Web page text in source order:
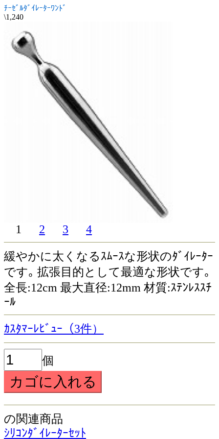
ﾁｰｾﾞﾙﾀﾞｲﾚｰﾀｰﾜﾝﾄﾞ
\1,240
1 2 3 4
緩やかに太くなるｽﾑｰｽな形状のﾀﾞｲﾚｰﾀｰ
です｡ 拡張目的として最適な形状です｡
全長:12cm 最大直径:12mm 材質:ｽﾃﾝﾚｽｽﾁ
ｰﾙ
ｶｽﾀﾏｰﾚﾋﾞｭｰ（3件）
個
の関連商品
ｼﾘｺﾝﾀﾞｲﾚｰﾀｰｾｯﾄ